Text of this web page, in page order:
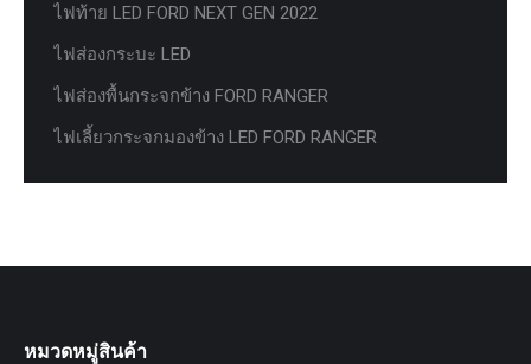
ไฟท้าย LED FORD NEXT GEN 2022
ไฟส่องกระบะ LED
ไฟส่องพื้นกระจกข้าง FORD RANGER
ไฟเลี้ยวกระจกมองข้าง LED FORD RANGER
หมวดหมู่สินค้า